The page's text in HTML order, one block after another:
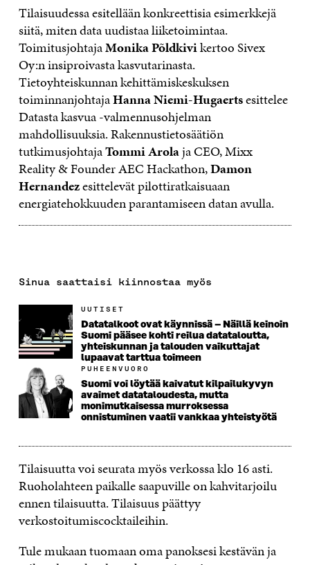
Tilaisuudessa esitellään konkreettisia esimerkkejä
siitä, miten data uudistaa liiketoimintaa.
ToimitusjohtajaMonika Põldkivikertoo Sivex
Oy:n insiproivasta kasvutarinasta.
Tietoyhteiskunnan kehittämiskeskuksen
toiminnanjohtajaHanna Niemi-Hugaertsesittelee
Datasta kasvua -valmennusohjelman
mahdollisuuksia. Rakennustietosäätiön
tutkimusjohtajaTommi Arolaja CEO, Mixx
Reality & Founder AEC Hackathon,Damon
Hernandezesittelevät pilottiratkaisuaan
energiatehokkuuden parantamiseen datan avulla.
Sinua saattaisi kiinnostaa myös
UUTISET
Datatalkoot ovat käynnissä – Näillä keinoin
Suomi pääsee kohti reilua datataloutta,
yhteiskunnan ja talouden vaikuttajat
lupaavat tarttua toimeen
PUHEENVUORO
Suomi voi löytää kaivatut kilpailukyvyn
avaimet datataloudesta, mutta
monimutkaisessa murroksessa
onnistuminen vaatii vankkaa yhteistyötä
Tilaisuutta voi seurata myös verkossa klo 16 asti.
Ruoholahteen paikalle saapuville on kahvitarjoilu
ennen tilaisuutta. Tilaisuus päättyy
verkostoitumiscocktaileihin.
Tule mukaan tuomaan oma panoksesi kestävän ja